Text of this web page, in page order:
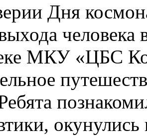
Дня
МКУ «ЦБС